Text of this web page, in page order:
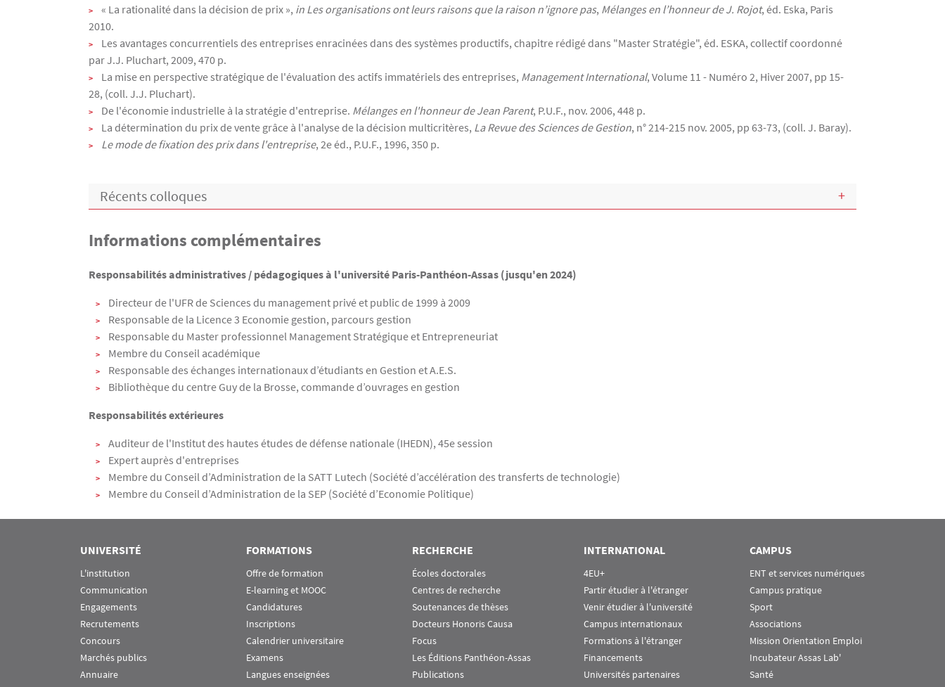
« La rationalité dans la décision de prix », in Les organisations ont leurs raisons que la raison n’ignore pas, Mélanges en l’honneur de J. Rojot, éd. Eska, Paris
2010.
Les avantages concurrentiels des entreprises enracinées dans des systèmes productifs, chapitre rédigé dans "Master Stratégie", éd. ESKA, collectif coordonné
par J.J. Pluchart, 2009, 470 p.
La mise en perspective stratégique de l'évaluation des actifs immatériels des entreprises, Management International, Volume 11 - Numéro 2, Hiver 2007, pp 15-
28, (coll. J.J. Pluchart).
De l'économie industrielle à la stratégie d'entreprise. Mélanges en l'honneur de Jean Parent, P.U.F., nov. 2006, 448 p.
La détermination du prix de vente grâce à l'analyse de la décision multicritères, La Revue des Sciences de Gestion, n° 214-215 nov. 2005, pp 63-73, (coll. J. Baray).
Le mode de fixation des prix dans l'entreprise, 2e éd., P.U.F., 1996, 350 p.
Récents colloques
Texte
Informations complémentaires
Responsabilités administratives / pédagogiques à l'université Paris-Panthéon-Assas (jusqu'en 2024)
Directeur de l'UFR de Sciences du management privé et public de 1999 à 2009
Responsable de la Licence 3 Economie gestion, parcours gestion
Responsable du Master professionnel Management Stratégique et Entrepreneuriat
Membre du Conseil académique
Responsable des échanges internationaux d’étudiants en Gestion et A.E.S.
Bibliothèque du centre Guy de la Brosse, commande d’ouvrages en gestion
Responsabilités extérieures
Auditeur de l'Institut des hautes études de défense nationale (IHEDN), 45e session
Expert auprès d'entreprises
Membre du Conseil d’Administration de la SATT Lutech (Société d’accélération des transferts de technologie)
Membre du Conseil d’Administration de la SEP (Société d’Economie Politique)
UNIVERSITÉ
L'institution
Communication
Engagements
Recrutements
Concours
Marchés publics
Annuaire
FORMATIONS
Offre de formation
E-learning et MOOC
Candidatures
Inscriptions
Calendrier universitaire
Examens
Langues enseignées
RECHERCHE
Écoles doctorales
Centres de recherche
Soutenances de thèses
Docteurs Honoris Causa
Focus
Les Éditions Panthéon-Assas
Publications
INTERNATIONAL
4EU+
Partir étudier à l'étranger
Venir étudier à l'université
Campus internationaux
Formations à l'étranger
Financements
Universités partenaires
CAMPUS
ENT et services numériques
Campus pratique
Sport
Associations
Mission Orientation Emploi
Incubateur Assas Lab'
Santé